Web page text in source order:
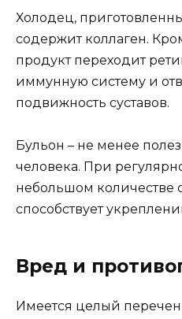
Холодец,
содержит коллаген.
продукт переходит
иммунную систему и
подвижность суставов.
Бульон – не менее
человека. При
небольшом количестве
способствует
Вред и
Имеется целый